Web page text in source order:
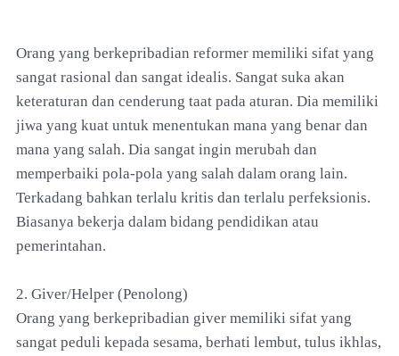
Orang yang berkepribadian reformer memiliki sifat yang
sangat rasional dan sangat idealis. Sangat suka akan
keteraturan dan cenderung taat pada aturan. Dia memiliki
jiwa yang kuat untuk menentukan mana yang benar dan
mana yang salah. Dia sangat ingin merubah dan
memperbaiki pola-pola yang salah dalam orang lain.
Terkadang bahkan terlalu kritis dan terlalu perfeksionis.
Biasanya bekerja dalam bidang pendidikan atau
pemerintahan.
2. Giver/Helper (Penolong)
Orang yang berkepribadian giver memiliki sifat yang
sangat peduli kepada sesama, berhati lembut, tulus ikhlas,